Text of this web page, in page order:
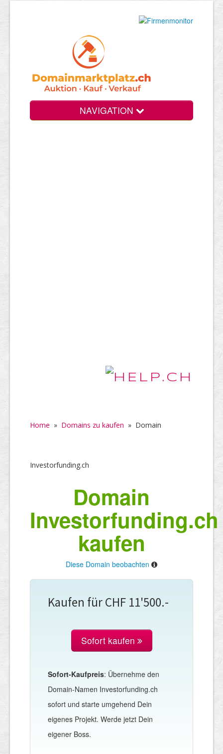
NAVIGATION
Home » Domains zu kaufen » Domain
Investorfunding.ch
Domain
Investorfunding.ch
kaufen
Diese Domain beobachten
Kaufen für CHF 11'500.-
Sofort kaufen
Sofort-Kaufpreis: Übernehme den
Domain-Namen Investorfunding.ch
sofort und starte umgehend Dein
eigenes Projekt. Werde jetzt Dein
eigener Boss.